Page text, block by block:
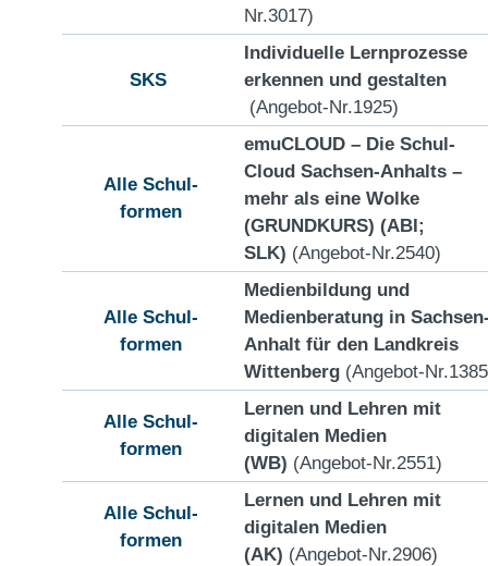
Nr.3017)
SKS
Individuelle Lernprozesse
erkennen und gestalten
(Angebot-Nr.1925)
Alle Schul-
formen
emuCLOUD – Die Schul-
Cloud Sachsen-Anhalts –
mehr als eine Wolke
(GRUNDKURS) (ABI;
SLK) (Angebot-Nr.2540)
Alle Schul-
formen
Medienbildung und
Medienberatung in
Anhalt für den Landkreis
Wittenberg (Angebot-
Alle Schul-
formen
Lernen und Lehren mit
digitalen Medien
(WB) (Angebot-Nr.2551)
Alle Schul-
formen
Lernen und Lehren mit
digitalen Medien
(AK) (Angebot-Nr.2906)